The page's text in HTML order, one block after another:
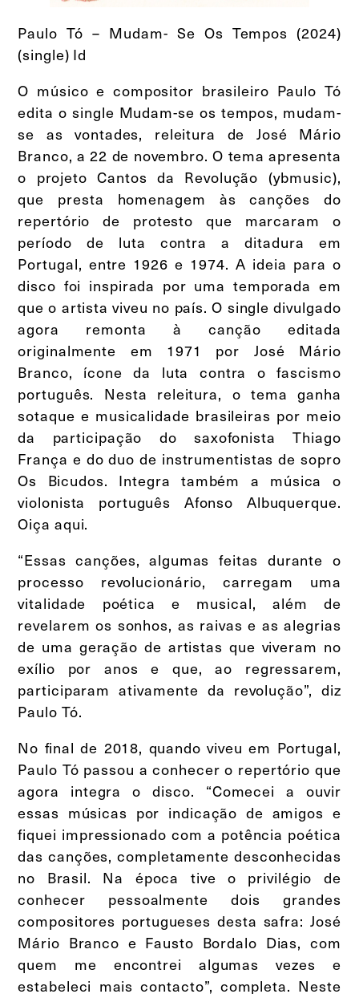
Paulo Tó – Mudam- Se Os Tempos (2024)
(single) Id
O músico e compositor brasileiro Paulo Tó
edita o single Mudam-se os tempos, mudam-
se as vontades, releitura de José Mário
Branco, a 22 de novembro. O tema apresenta
o projeto Cantos da Revolução (ybmusic),
que presta homenagem às canções do
repertório de protesto que marcaram o
período de luta contra a ditadura em
Portugal, entre 1926 e 1974. A ideia para o
disco foi inspirada por uma temporada em
que o artista viveu no país. O single divulgado
agora remonta à canção editada
originalmente em 1971 por José Mário
Branco, ícone da luta contra o fascismo
português. Nesta releitura, o tema ganha
sotaque e musicalidade brasileiras por meio
da participação do saxofonista Thiago
França e do duo de instrumentistas de sopro
Os Bicudos. Integra também a música o
violonista português Afonso Albuquerque.
Oiça aqui.
“Essas canções, algumas feitas durante o
processo revolucionário, carregam uma
vitalidade poética e musical, além de
revelarem os sonhos, as raivas e as alegrias
de uma geração de artistas que viveram no
exílio por anos e que, ao regressarem,
participaram ativamente da revolução”, diz
Paulo Tó.
No final de 2018, quando viveu em Portugal,
Paulo Tó passou a conhecer o repertório que
agora integra o disco. “Comecei a ouvir
essas músicas por indicação de amigos e
fiquei impressionado com a potência poética
das canções, completamente desconhecidas
no Brasil. Na época tive o privilégio de
conhecer pessoalmente dois grandes
compositores portugueses desta safra: José
Mário Branco e Fausto Bordalo Dias, com
quem me encontrei algumas vezes e
estabeleci mais contacto”, completa. Neste